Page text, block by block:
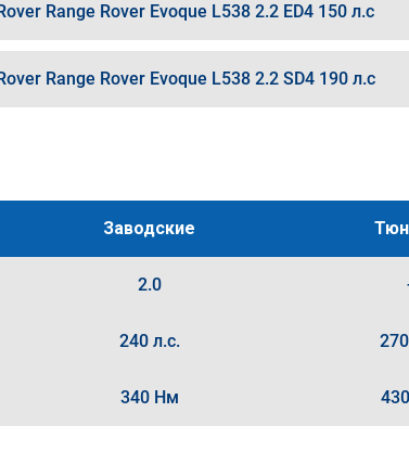
Range Rover Evoque L538 2.2 ED4 150 л.с
Range Rover Evoque L538 2.2 SD4 190 л.с
Заводские
2.0
240 л.с.
340 Нм